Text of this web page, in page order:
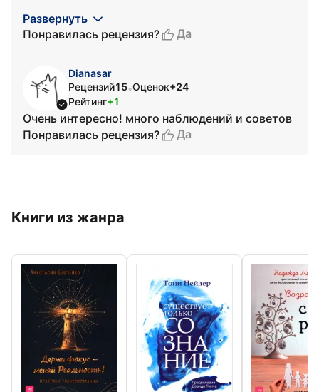
Развернуть
Понравилась рецензия?
Да
Dianasar
Рецензий15•Оценок+24
Рейтинг+1
Очень интересно! много наблюдений и советов
Понравилась рецензия?
Да
Книги из жанра